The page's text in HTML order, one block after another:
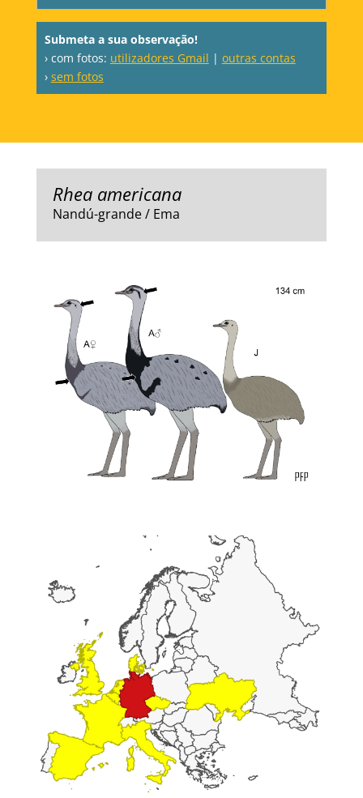
Submeta a sua observação!
› com fotos: utilizadores Gmail | outras contas
› sem fotos
Rhea americana
Nandú-grande / Ema